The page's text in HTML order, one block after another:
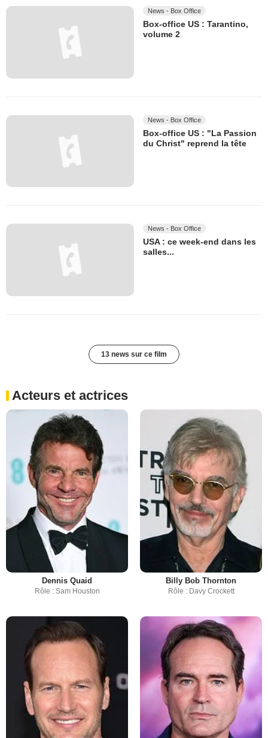
News - Box Office
Box-office US : Tarantino,
volume 2
News - Box Office
Box-office US : "La Passion
du Christ" reprend la tête
News - Box Office
USA : ce week-end dans les
salles...
13 news sur ce film
Acteurs et actrices
Dennis Quaid
Rôle : Sam Houston
Billy Bob Thornton
Rôle : Davy Crockett